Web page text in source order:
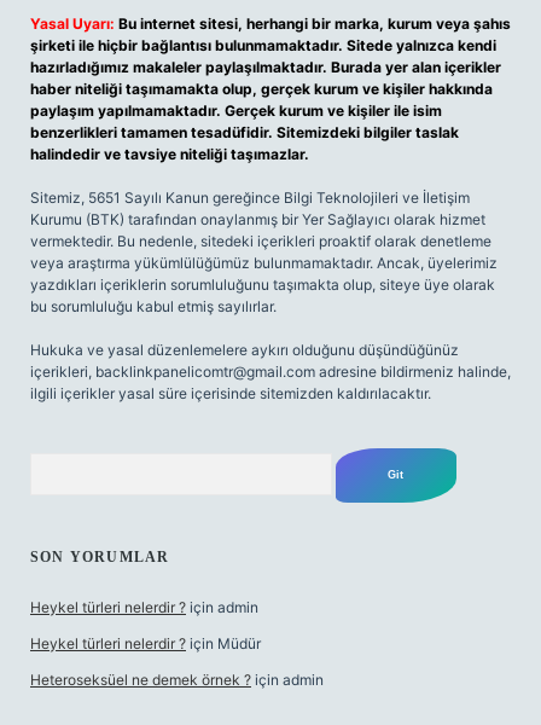
Yasal Uyarı: Bu internet sitesi, herhangi bir marka, kurum veya şahıs
şirketi ile hiçbir bağlantısı bulunmamaktadır. Sitede yalnızca kendi
hazırladığımız makaleler paylaşılmaktadır. Burada yer alan içerikler
haber niteliği taşımamakta olup, gerçek kurum ve kişiler hakkında
paylaşım yapılmamaktadır. Gerçek kurum ve kişiler ile isim
benzerlikleri tamamen tesadüfidir. Sitemizdeki bilgiler taslak
halindedir ve tavsiye niteliği taşımazlar.
Sitemiz, 5651 Sayılı Kanun gereğince Bilgi Teknolojileri ve İletişim
Kurumu (BTK) tarafından onaylanmış bir Yer Sağlayıcı olarak hizmet
vermektedir. Bu nedenle, sitedeki içerikleri proaktif olarak denetleme
veya araştırma yükümlülüğümüz bulunmamaktadır. Ancak, üyelerimiz
yazdıkları içeriklerin sorumluluğunu taşımakta olup, siteye üye olarak
bu sorumluluğu kabul etmiş sayılırlar.
Hukuka ve yasal düzenlemelere aykırı olduğunu düşündüğünüz
içerikleri, backlinkpanelicomtr@gmail.com adresine bildirmeniz halinde,
ilgili içerikler yasal süre içerisinde sitemizden kaldırılacaktır.
SON YORUMLAR
Heykel türleri nelerdir ? için admin
Heykel türleri nelerdir ? için Müdür
Heteroseksüel ne demek örnek ? için admin